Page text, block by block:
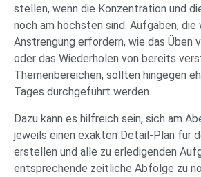
stellen, wenn die Konzentration und
noch am höchsten sind. Aufgaben, die
Anstrengung erfordern, wie das Üben
oder das Wiederholen von bereits
Themenbereichen, sollten hingegen
Tages durchgeführt werden.
Dazu kann es hilfreich sein, sich am
jeweils einen exakten Detail-Plan für
erstellen und alle zu erledigenden
entsprechende zeitliche Abfolge zu